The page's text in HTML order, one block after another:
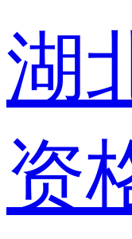
湖
资